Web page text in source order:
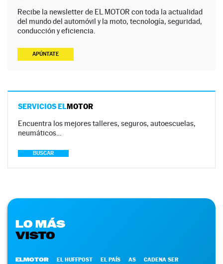
Recibe la newsletter de EL MOTOR con toda la actualidad
del mundo del automóvil y la moto, tecnología, seguridad,
conducción y eficiencia.
APÚNTATE
SERVICIOS ELMOTOR
Encuentra los mejores talleres, seguros, autoescuelas,
neumáticos…
BUSCAR
LO MÁS
VISTO
ELMOTOR EL HUFFPOST EL PAÍS AS CADENA SER